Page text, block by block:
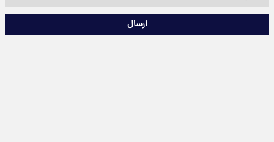
ارسال